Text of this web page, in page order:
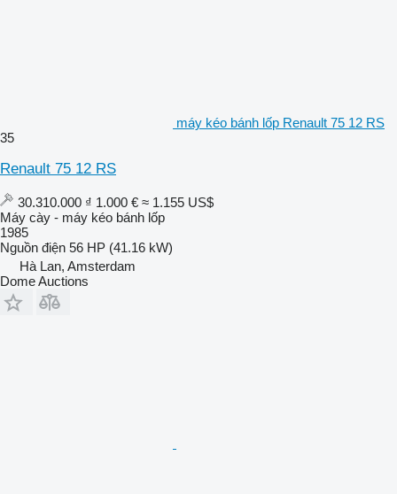
máy kéo bánh lốp Renault 75 12 RS
35
Renault 75 12 RS
30.310.000 ₫ 1.000 € ≈ 1.155 US$
Máy cày - máy kéo bánh lốp
1985
Nguồn điện 56 HP (41.16 kW)
Hà Lan, Amsterdam
Dome Auctions